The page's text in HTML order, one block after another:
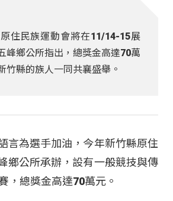
住民族運動會將在11/14-15展
峰鄉公所指出，總獎金高達70萬
竹縣的族人一同共襄盛舉。
言為選手加油，今年新竹縣原住
鄉公所承辦，設有一般競技與傳
，總獎金高達70萬元。